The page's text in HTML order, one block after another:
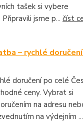
tašek si vybere
jsme p... číst
– rychlé
doručení po celé
ceny. Vybrat si
na adresu
na výdejním ...